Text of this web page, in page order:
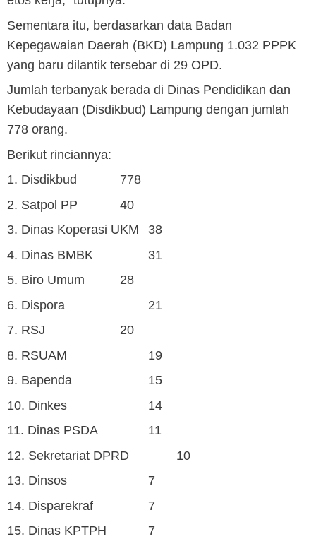
Sementara itu, berdasarkan data Badan
Kepegawaian Daerah (BKD) Lampung 1.032 PPPK
yang baru dilantik tersebar di 29 OPD.
Jumlah terbanyak berada di Dinas Pendidikan dan
Kebudayaan (Disdikbud) Lampung dengan jumlah
778 orang.
Berikut rinciannya:
1. Disdikbud
778
2. Satpol PP
40
3. Dinas Koperasi UKM
38
4. Dinas BMBK
31
5. Biro Umum
28
6. Dispora
21
7. RSJ
20
8. RSUAM
19
9. Bapenda
15
10. Dinkes
14
11. Dinas PSDA
11
12. Sekretariat DPRD
10
13. Dinsos
7
14. Disparekraf
7
15. Dinas KPTPH
7